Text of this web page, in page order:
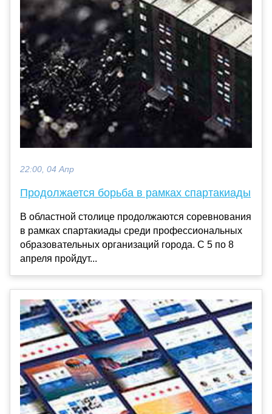
22:00, 04 Апр
Продолжается борьба в рамках спартакиады
В областной столице продолжаются соревнования
в рамках спартакиады среди профессиональных
образовательных организаций города. С 5 по 8
апреля пройдут...